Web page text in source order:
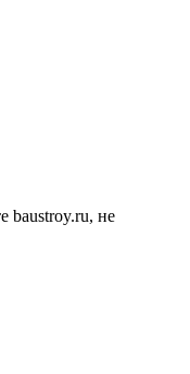
baustroy.ru, не